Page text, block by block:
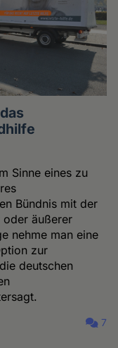
Sinne eines zu
Bündnis mit der
oder äußerer
nehme man eine
zur
deutschen
7